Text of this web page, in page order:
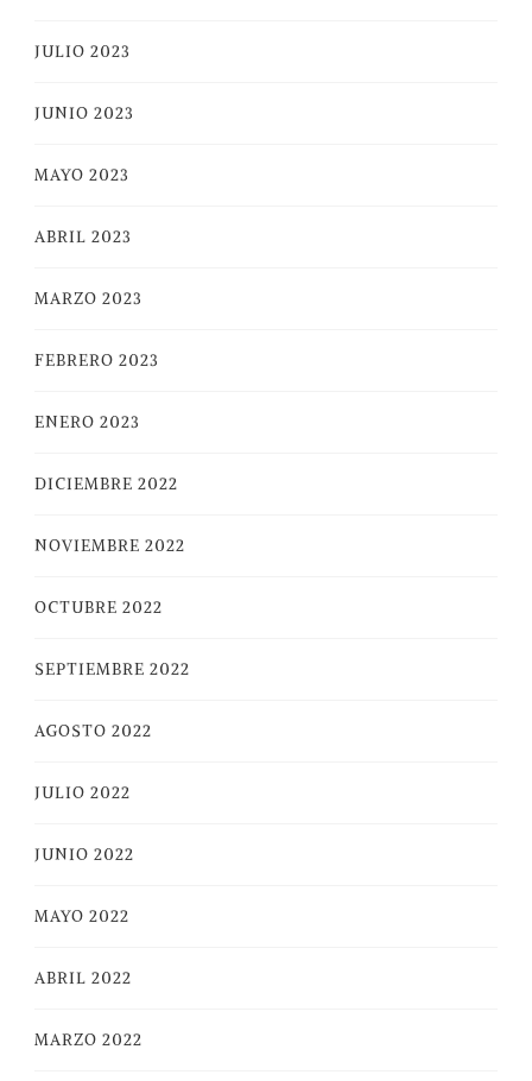
JULIO 2023
JUNIO 2023
MAYO 2023
ABRIL 2023
MARZO 2023
FEBRERO 2023
ENERO 2023
DICIEMBRE 2022
NOVIEMBRE 2022
OCTUBRE 2022
SEPTIEMBRE 2022
AGOSTO 2022
JULIO 2022
JUNIO 2022
MAYO 2022
ABRIL 2022
MARZO 2022